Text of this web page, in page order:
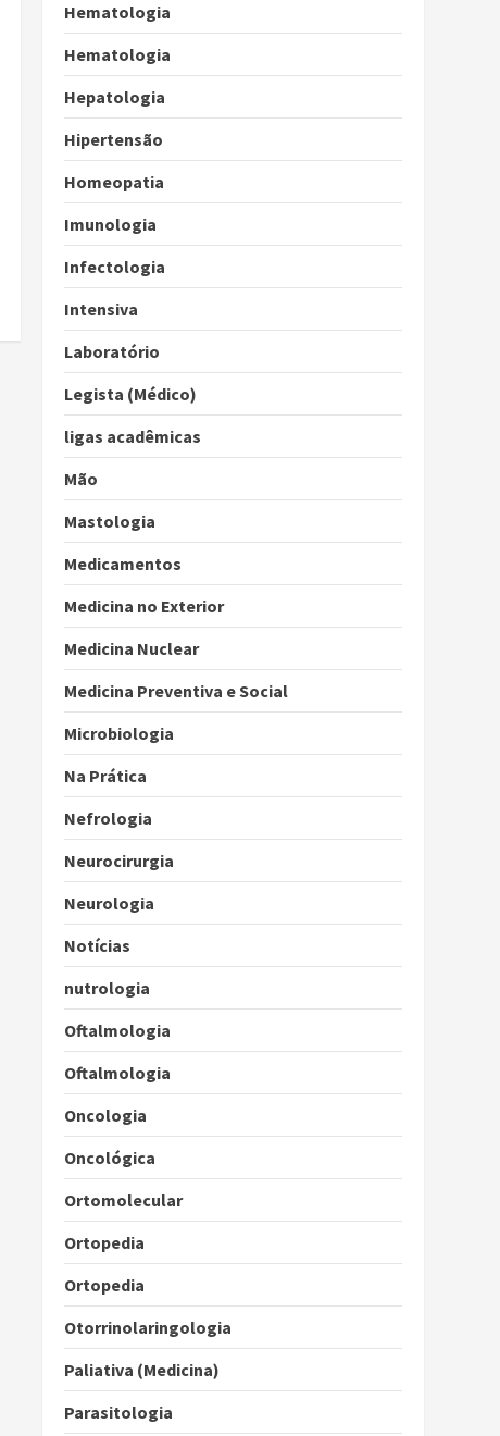
Hematologia
Hematologia
Hepatologia
Hipertensão
Homeopatia
Imunologia
Infectologia
Intensiva
Laboratório
Legista (Médico)
ligas acadêmicas
Mão
Mastologia
Medicamentos
Medicina no Exterior
Medicina Nuclear
Medicina Preventiva e Social
Microbiologia
Na Prática
Nefrologia
Neurocirurgia
Neurologia
Notícias
nutrologia
Oftalmologia
Oftalmologia
Oncologia
Oncológica
Ortomolecular
Ortopedia
Ortopedia
Otorrinolaringologia
Paliativa (Medicina)
Parasitologia